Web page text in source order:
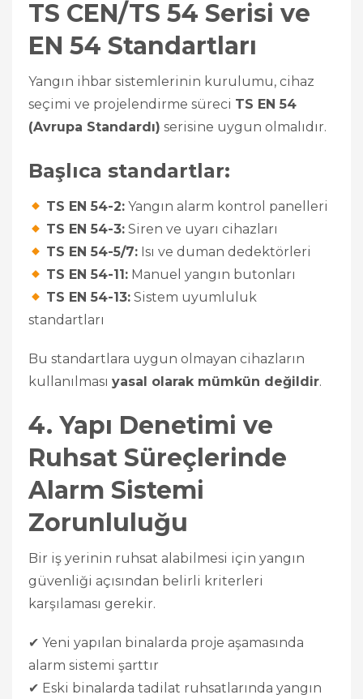
TS CEN/TS 54 Serisi ve
EN 54 Standartları
Yangın ihbar sistemlerinin kurulumu, cihaz
seçimi ve projelendirme süreci TS EN 54
(Avrupa Standardı) serisine uygun olmalıdır.
Başlıca standartlar:
TS EN 54-2: Yangın alarm kontrol panelleri
TS EN 54-3: Siren ve uyarı cihazları
TS EN 54-5/7: Isı ve duman dedektörleri
TS EN 54-11: Manuel yangın butonları
TS EN 54-13: Sistem uyumluluk
standartları
Bu standartlara uygun olmayan cihazların
kullanılması yasal olarak mümkün değildir.
4. Yapı Denetimi ve
Ruhsat Süreçlerinde
Alarm Sistemi
Zorunluluğu
Bir iş yerinin ruhsat alabilmesi için yangın
güvenliği açısından belirli kriterleri
karşılaması gerekir.
✔ Yeni yapılan binalarda proje aşamasında
alarm sistemi şarttır
✔ Eski binalarda tadilat ruhsatlarında yangın